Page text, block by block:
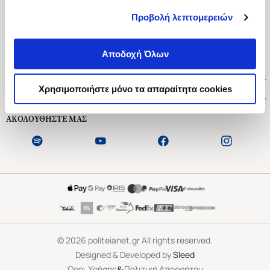
Προβολή λεπτομερειών
Αποδοχή Όλων
Χρησιμοποιήστε μόνο τα απαραίτητα cookies
Ασκληπιού 1-3, Αθήνα 106 79
Δευτέρα - Παρασκευή 09:00-21:00
Εξυπηρέτηση Πελατών
ΑΚΟΛΟΥΘΗΣΤΕ ΜΑΣ
©2026 politeianet.gr All rights reserved.
Designed & Developed bySleed